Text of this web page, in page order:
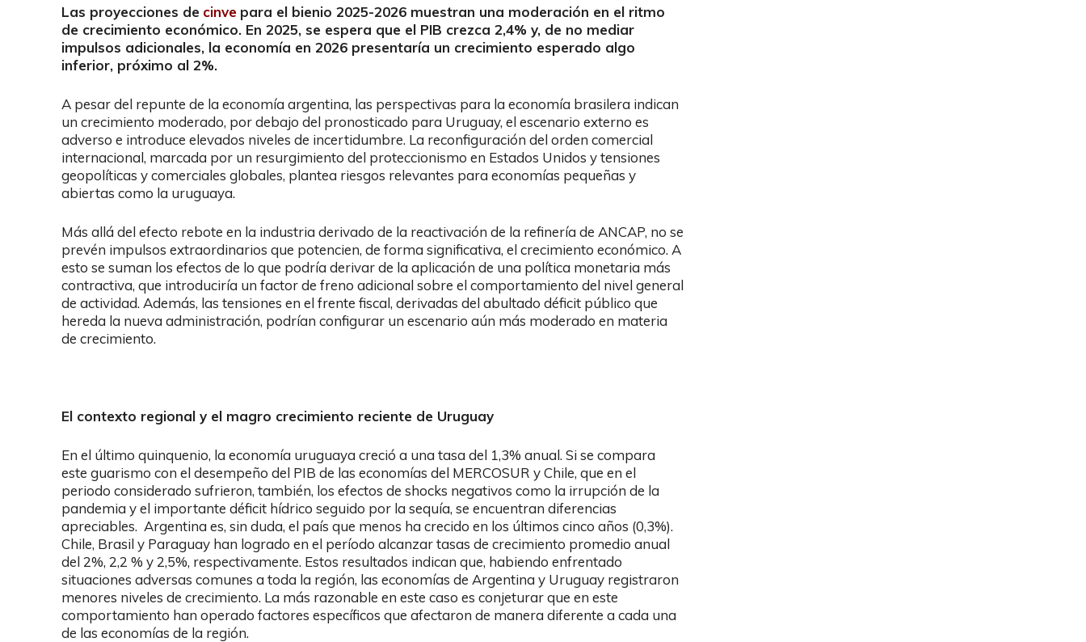
Las proyecciones de cinve para el bienio 2025-2026 muestran una moderación en el ritmo
de crecimiento económico. En 2025, se espera que el PIB crezca 2,4% y, de no mediar
impulsos adicionales, la economía en 2026 presentaría un crecimiento esperado algo
inferior, próximo al 2%.
A pesar del repunte de la economía argentina, las perspectivas para la economía brasilera indican
un crecimiento moderado, por debajo del pronosticado para Uruguay, el escenario externo es
adverso e introduce elevados niveles de incertidumbre. La reconfiguración del orden comercial
internacional, marcada por un resurgimiento del proteccionismo en Estados Unidos y tensiones
geopolíticas y comerciales globales, plantea riesgos relevantes para economías pequeñas y
abiertas como la uruguaya.
Más allá del efecto rebote en la industria derivado de la reactivación de la refinería de ANCAP, no se
prevén impulsos extraordinarios que potencien, de forma significativa, el crecimiento económico. A
esto se suman los efectos de lo que podría derivar de la aplicación de una política monetaria más
contractiva, que introduciría un factor de freno adicional sobre el comportamiento del nivel general
de actividad. Además, las tensiones en el frente fiscal, derivadas del abultado déficit público que
hereda la nueva administración, podrían configurar un escenario aún más moderado en materia
de crecimiento.
El contexto regional y el magro crecimiento reciente de Uruguay
En el último quinquenio, la economía uruguaya creció a una tasa del 1,3% anual. Si se compara
este guarismo con el desempeño del PIB de las economías del MERCOSUR y Chile, que en el
periodo considerado sufrieron, también, los efectos de shocks negativos como la irrupción de la
pandemia y el importante déficit hídrico seguido por la sequía, se encuentran diferencias
apreciables. Argentina es, sin duda, el país que menos ha crecido en los últimos cinco años (0,3%).
Chile, Brasil y Paraguay han logrado en el período alcanzar tasas de crecimiento promedio anual
del 2%, 2,2 % y 2,5%, respectivamente. Estos resultados indican que, habiendo enfrentado
situaciones adversas comunes a toda la región, las economías de Argentina y Uruguay registraron
menores niveles de crecimiento. La más razonable en este caso es conjeturar que en este
comportamiento han operado factores específicos que afectaron de manera diferente a cada una
de las economías de la región.